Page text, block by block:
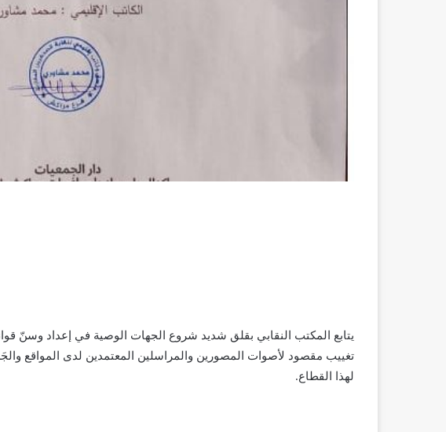
يتابع المكتب النقابي بقلق شديد شروع الجهات الوصية في إعداد وسنّ
تغييب مقصود لأصوات المصورين والمراسلين المعتمدين لدى المواقع
لهذا القطاع.